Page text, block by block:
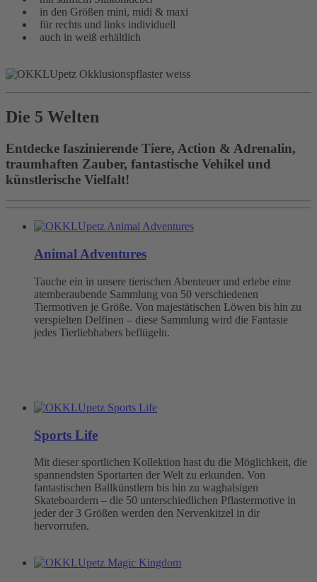
in den Größen mini, midi & maxi
für rechts und links individuell
auch in weiß erhältlich
Die 5 Welten
Entdecke faszinierende Tiere, Action & Adrenalin,
traumhaften Zauber, fantastische Vehikel und
künstlerische Vielfalt!
Animal Adventures
Tauche ein in unsere tierischen Abenteuer und erlebe eine
atemberaubende Sammlung von 50 verschiedenen
Tiermotiven je Größe. Von majestätischen Löwen bis hin zu
verspielten Delfinen – diese Sammlung wird die Fantasie
jedes Tierliebhabers beflügeln.
Sports Life
Mit dieser sportlichen Kollektion hast du die Möglichkeit, die
spannendsten Sportarten der Welt zu erkunden. Von
fantastischen Ballkünstlern bis hin zu waghalsigen
Skateboardern – die 50 unterschiedlichen Pflastermotive in
jeder der 3 Größen werden den Nervenkitzel in dir
hervorrufen.